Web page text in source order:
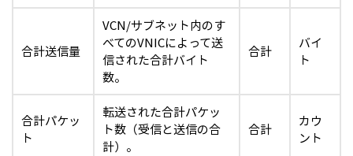
合計送信量
VCN/サブネット内のす
べてのVNICによって送
信された合計バイト
数。
合計
バイ
ト
合計パケッ
ト
転送された合計パケッ
ト数（受信と送信の合
計）。
合計
カウ
ント